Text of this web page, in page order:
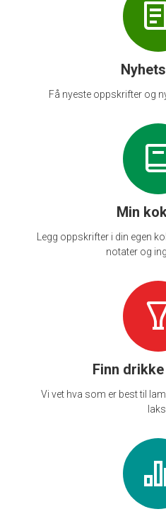
Få nyeste oppskrifter og
Min
Legg oppskrifter i din egen
notater og
Finn
Vi vet hva som er best til
laks.